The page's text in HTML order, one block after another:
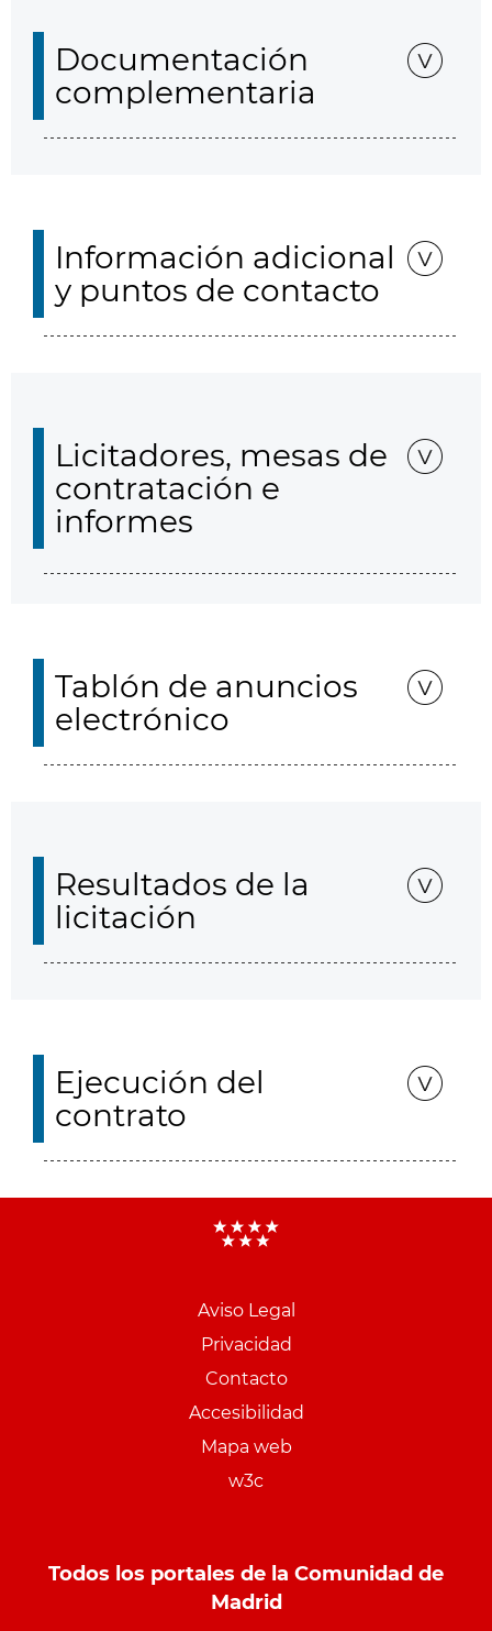
Documentación
complementaria
Información adicional
y puntos de contacto
Licitadores, mesas de
contratación e
informes
Tablón de anuncios
electrónico
Resultados de la
licitación
Ejecución del
contrato
Aviso Legal
Privacidad
Contacto
Accesibilidad
Mapa web
w3c
Todos los portales de la Comunidad de
Madrid